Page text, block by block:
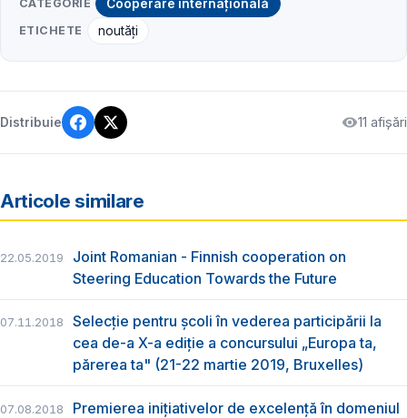
CATEGORIE Cooperare internațională
ETICHETE noutăți
Distribuie 11 afișări
Articole similare
22.05.2019
Joint Romanian - Finnish cooperation on
Steering Education Towards the Future
07.11.2018
Selecție pentru școli în vederea participării la
cea de-a X-a ediție a concursului „Europa ta,
părerea ta" (21-22 martie 2019, Bruxelles)
07.08.2018
Premierea inițiativelor de excelență în domeniul